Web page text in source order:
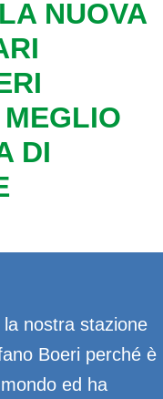
NUOVA
DI
nostra stazione
Boeri perché è
ed ha